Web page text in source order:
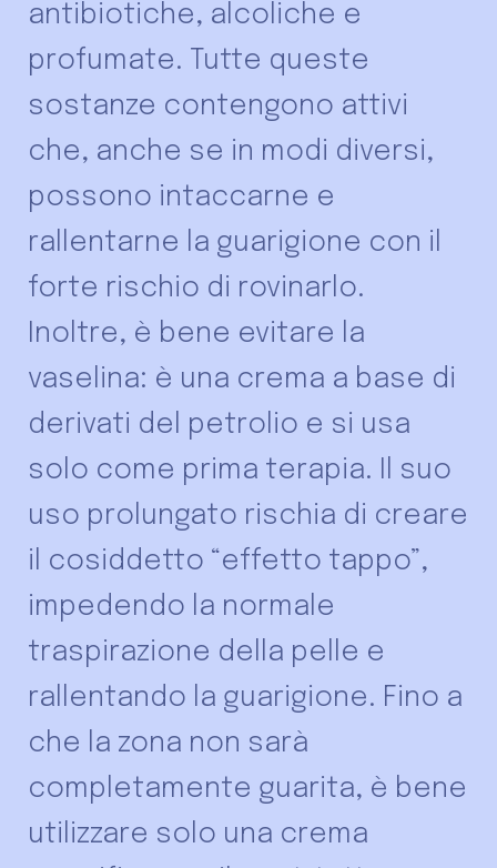
antibiotiche, alcoliche e
profumate. Tutte queste
sostanze contengono attivi
che, anche se in modi diversi,
possono intaccarne e
rallentarne la guarigione con il
forte rischio di rovinarlo.
Inoltre, è bene evitare la
vaselina: è una crema a base di
derivati del petrolio e si usa
solo come prima terapia. Il suo
uso prolungato rischia di creare
il cosiddetto “effetto tappo”,
impedendo la normale
traspirazione della pelle e
rallentando la guarigione. Fino a
che la zona non sarà
completamente guarita, è bene
utilizzare solo una crema